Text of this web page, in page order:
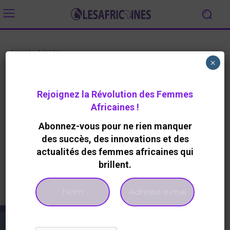
Accueil A la Une
application mobile pour
renforcer l’autonomisation
économique des femmes
Redaction 10 Février 2026 446
Facebook Twitter
Rejoignez la Révolution des Femmes
Africaines !
Abonnez-vous pour ne rien manquer
des succès, des innovations et des
actualités des femmes africaines qui
brillent.
×